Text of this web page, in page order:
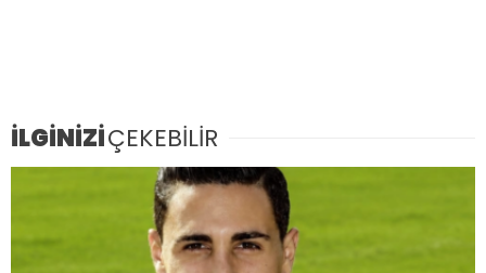
İLGİNİZİÇEKEBİLİR